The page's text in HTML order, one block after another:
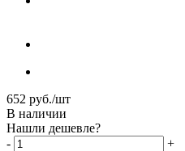
652 руб./шт
В наличии
Нашли дешевле?
-
+